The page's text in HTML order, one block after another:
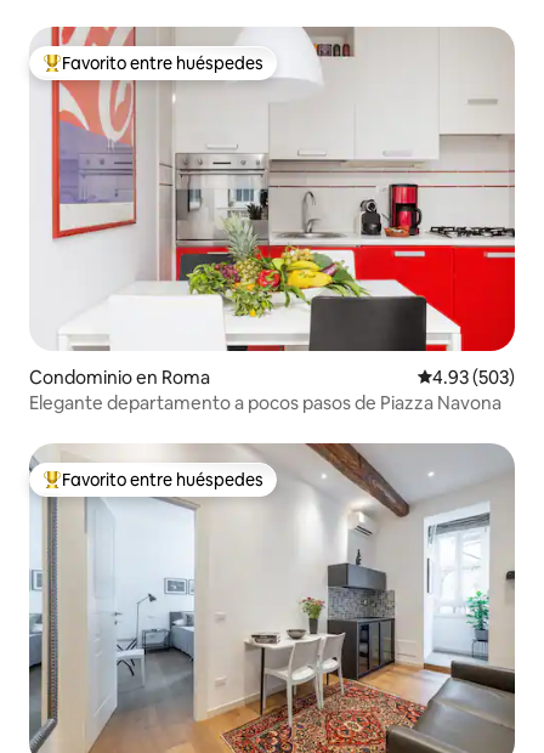
De los mejores en Favorito entre huéspedes
Favorito entre huéspedes
Condominio en Roma Calificación
4.93 (503)
Elegante departamento a pocos pasos de Piazza Navona
De los mejores en Favorito entre huéspedes
Favorito entre huéspedes